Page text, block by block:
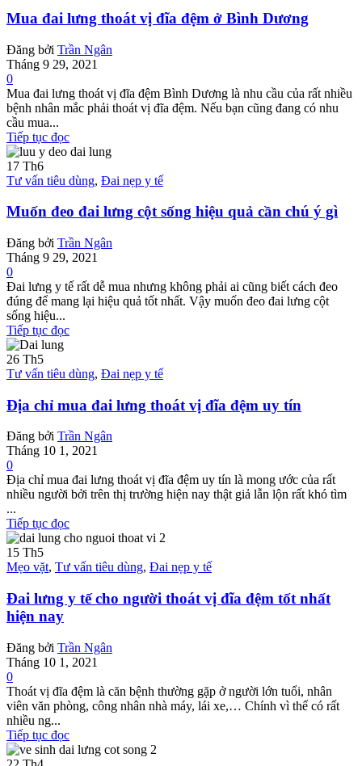
Mua đai lưng thoát vị đĩa đệm ở Bình Dương
Đăng bởi Trần Ngân
Tháng 9 29, 2021
0
Mua đai lưng thoát vị đĩa đệm Bình Dương là nhu cầu của rất nhiều
bệnh nhân mắc phải thoát vị đĩa đệm. Nếu bạn cũng đang có nhu
cầu mua...
Tiếp tục đọc
17 Th6
Tư vấn tiêu dùng, Đai nẹp y tế
Muốn đeo đai lưng cột sống hiệu quả cần chú ý gì
Đăng bởi Trần Ngân
Tháng 9 29, 2021
0
Đai lưng y tế rất dễ mua nhưng không phải ai cũng biết cách đeo
đúng để mang lại hiệu quả tốt nhất. Vậy muốn đeo đai lưng cột
sống hiệu...
Tiếp tục đọc
26 Th5
Tư vấn tiêu dùng, Đai nẹp y tế
Địa chỉ mua đai lưng thoát vị đĩa đệm uy tín
Đăng bởi Trần Ngân
Tháng 10 1, 2021
0
Địa chỉ mua đai lưng thoát vị đĩa đệm uy tín là mong ước của rất
nhiều người bởi trên thị trường hiện nay thật giả lẫn lộn rất khó tìm
...
Tiếp tục đọc
15 Th5
Mẹo vặt, Tư vấn tiêu dùng, Đai nẹp y tế
Đai lưng y tế cho người thoát vị đĩa đệm tốt nhất
hiện nay
Đăng bởi Trần Ngân
Tháng 10 1, 2021
0
Thoát vị đĩa đệm là căn bệnh thường gặp ở người lớn tuổi, nhân
viên văn phòng, công nhân nhà máy, lái xe,… Chính vì thế có rất
nhiều ng...
Tiếp tục đọc